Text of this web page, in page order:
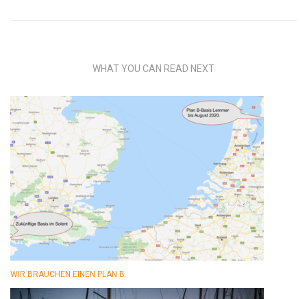
WHAT YOU CAN READ NEXT
WIR BRAUCHEN EINEN PLAN B.